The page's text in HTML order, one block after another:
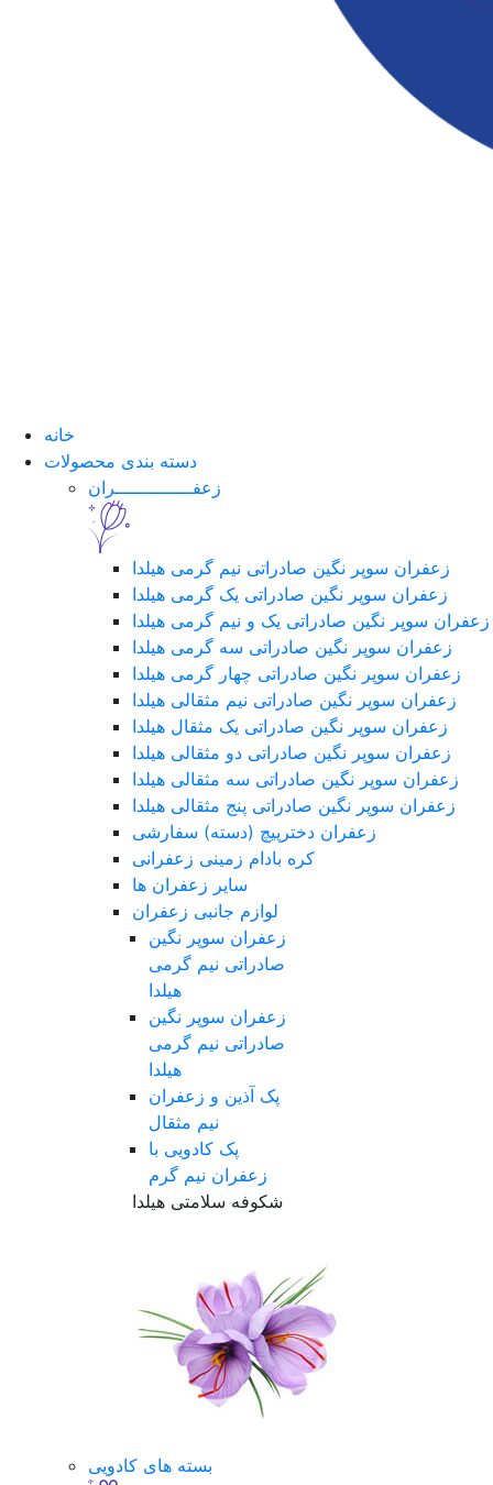
خانه
دسته بندی محصولات
زعفــــــــــــــران
زعفران سوپر نگین صادراتی نیم گرمی هیلدا
زعفران سوپر نگین صادراتی یک گرمی هیلدا
زعفران سوپر نگین صادراتی یک و نیم گرمی هیلدا
زعفران سوپر نگین صادراتی سه گرمی هیلدا
زعفران سوپر نگین صادراتی چهار گرمی هیلدا
زعفران سوپر نگین صادراتی نیم مثقالی هیلدا
زعفران سوپر نگین صادراتی یک مثقال هیلدا
زعفران سوپر نگین صادراتی دو مثقالی هیلدا
زعفران سوپر نگین صادراتی سه مثقالی هیلدا
زعفران سوپر نگین صادراتی پنج مثقالی هیلدا
زعفران دخترپیچ (دسته) سفارشی
کره بادام زمینی زعفرانی
سایر زعفران ها
لوازم جانبی زعفران
زعفران سوپر نگین
صادراتی نیم گرمی
هیلدا
زعفران سوپر نگین
صادراتی نیم گرمی
هیلدا
پک آذین و زعفران
نیم مثقال
پک کادویی با
زعفران نیم گرم
شکوفه سلامتی هیلدا
بسته های کادویی